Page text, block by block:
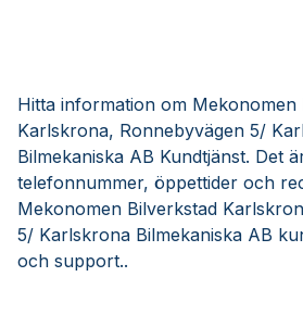
Hitta information om Mekonomen
Karlskrona, Ronnebyvägen 5/
Bilmekaniska AB Kundtjänst. Det
telefonnummer, öppettider och
Mekonomen Bilverkstad
5/ Karlskrona Bilmekaniska AB
och support..